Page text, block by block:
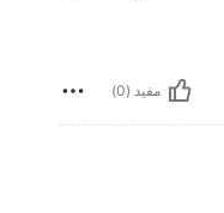
مفيد (0)